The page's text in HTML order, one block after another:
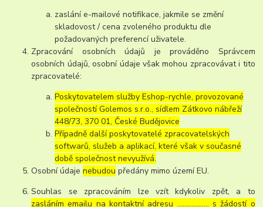
zaslání e-mailové notifikace, jakmile se změní
skladovost / cena zvoleného produktu dle
požadovaných preferencí uživatele.
Zpracování osobních údajů je prováděno Správcem
osobních údajů, osobní údaje však mohou zpracovávat i tito
zpracovatelé:
Poskytovatelem služby Eshop-rychle, provozované
společností Golemos s.r.o., sídlem Zátkovo nábřeží
448/73, 370 01, České Budějovice
Případně další poskytovatelé zpracovatelských
softwarů, služeb a aplikací, které však v současné
době společnost nevyužívá.
Osobní údajenebudou předány mimo území EU.
Souhlas se zpracováním lze vzít kdykoliv zpět, a to
zasláním emailu na kontaktní adresu ..……………. s žádostí o